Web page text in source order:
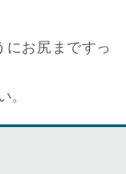
にお尻まですっ
。